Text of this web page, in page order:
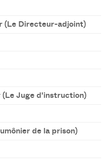
(Le Directeur-adjoint)
Juge d'instruction)
de la prison)